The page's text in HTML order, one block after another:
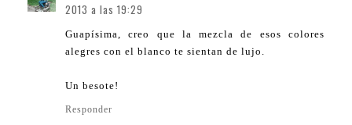
2013 a las 19:29
Guapísima, creo que la mezcla de esos colores
alegres con el blanco te sientan de lujo.
Un besote!
Responder